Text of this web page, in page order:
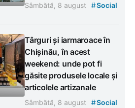
Sâmbătă, 8 august #Social
Târguri și iarmaroace în
Chișinău, în acest
weekend: unde pot fi
găsite produsele locale și
articolele artizanale
Sâmbătă, 8 august #Social